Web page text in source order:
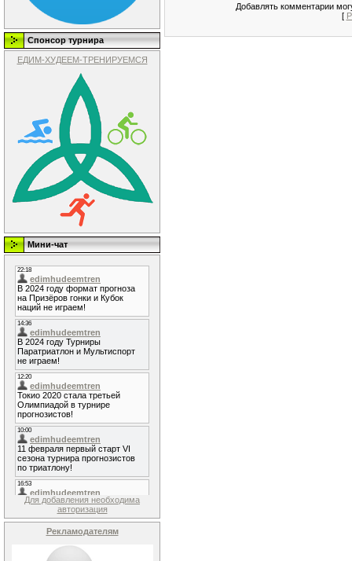
Спонсор турнира
ЕДИМ-ХУДЕЕМ-ТРЕНИРУЕМСЯ
Мини-чат
Для добавления необходима
авторизация
Рекламодателям
Добавлять комментарии
[